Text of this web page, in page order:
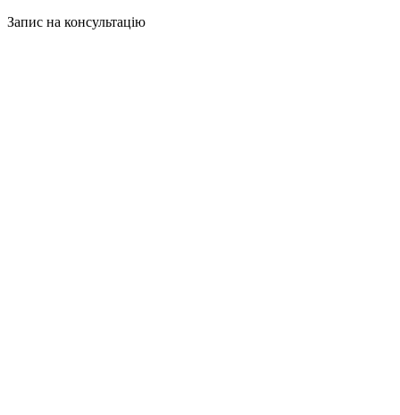
Запис на консультацію